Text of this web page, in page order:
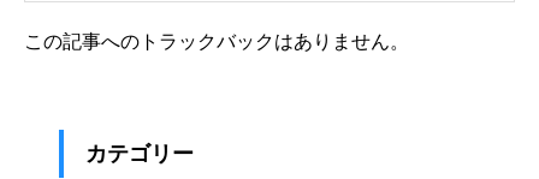
この記事へのトラックバックはありません。
カテゴリー